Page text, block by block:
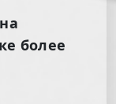
более